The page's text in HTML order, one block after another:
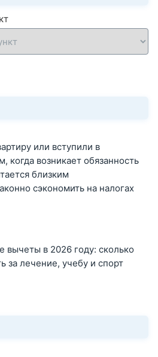
или вступили в
когда возникает обязанность
близким
сэкономить на налогах
вычеты в 2026 году: сколько
за лечение, учебу и спорт